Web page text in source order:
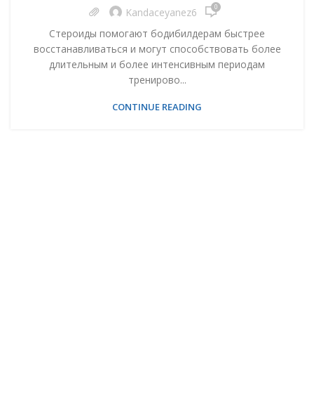
Kandaceyanez6 0
Стероиды помогают бодибилдерам быстрее
восстанавливаться и могут способствовать более
длительным и более интенсивным периодам
тренирово...
CONTINUE READING